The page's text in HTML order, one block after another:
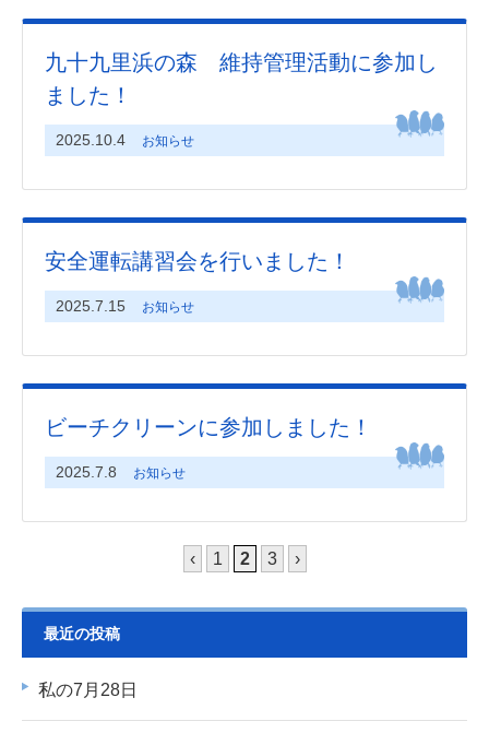
九十九里浜の森 維持管理活動に参加し
ました！
2025.10.4 お知らせ
安全運転講習会を行いました！
2025.7.15 お知らせ
ビーチクリーンに参加しました！
2025.7.8 お知らせ
‹ 1 2 3 ›
最近の投稿
私の7月28日